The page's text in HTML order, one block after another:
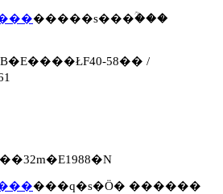
�����s���ؒ���
58�� /
���q�s�Ö� ������